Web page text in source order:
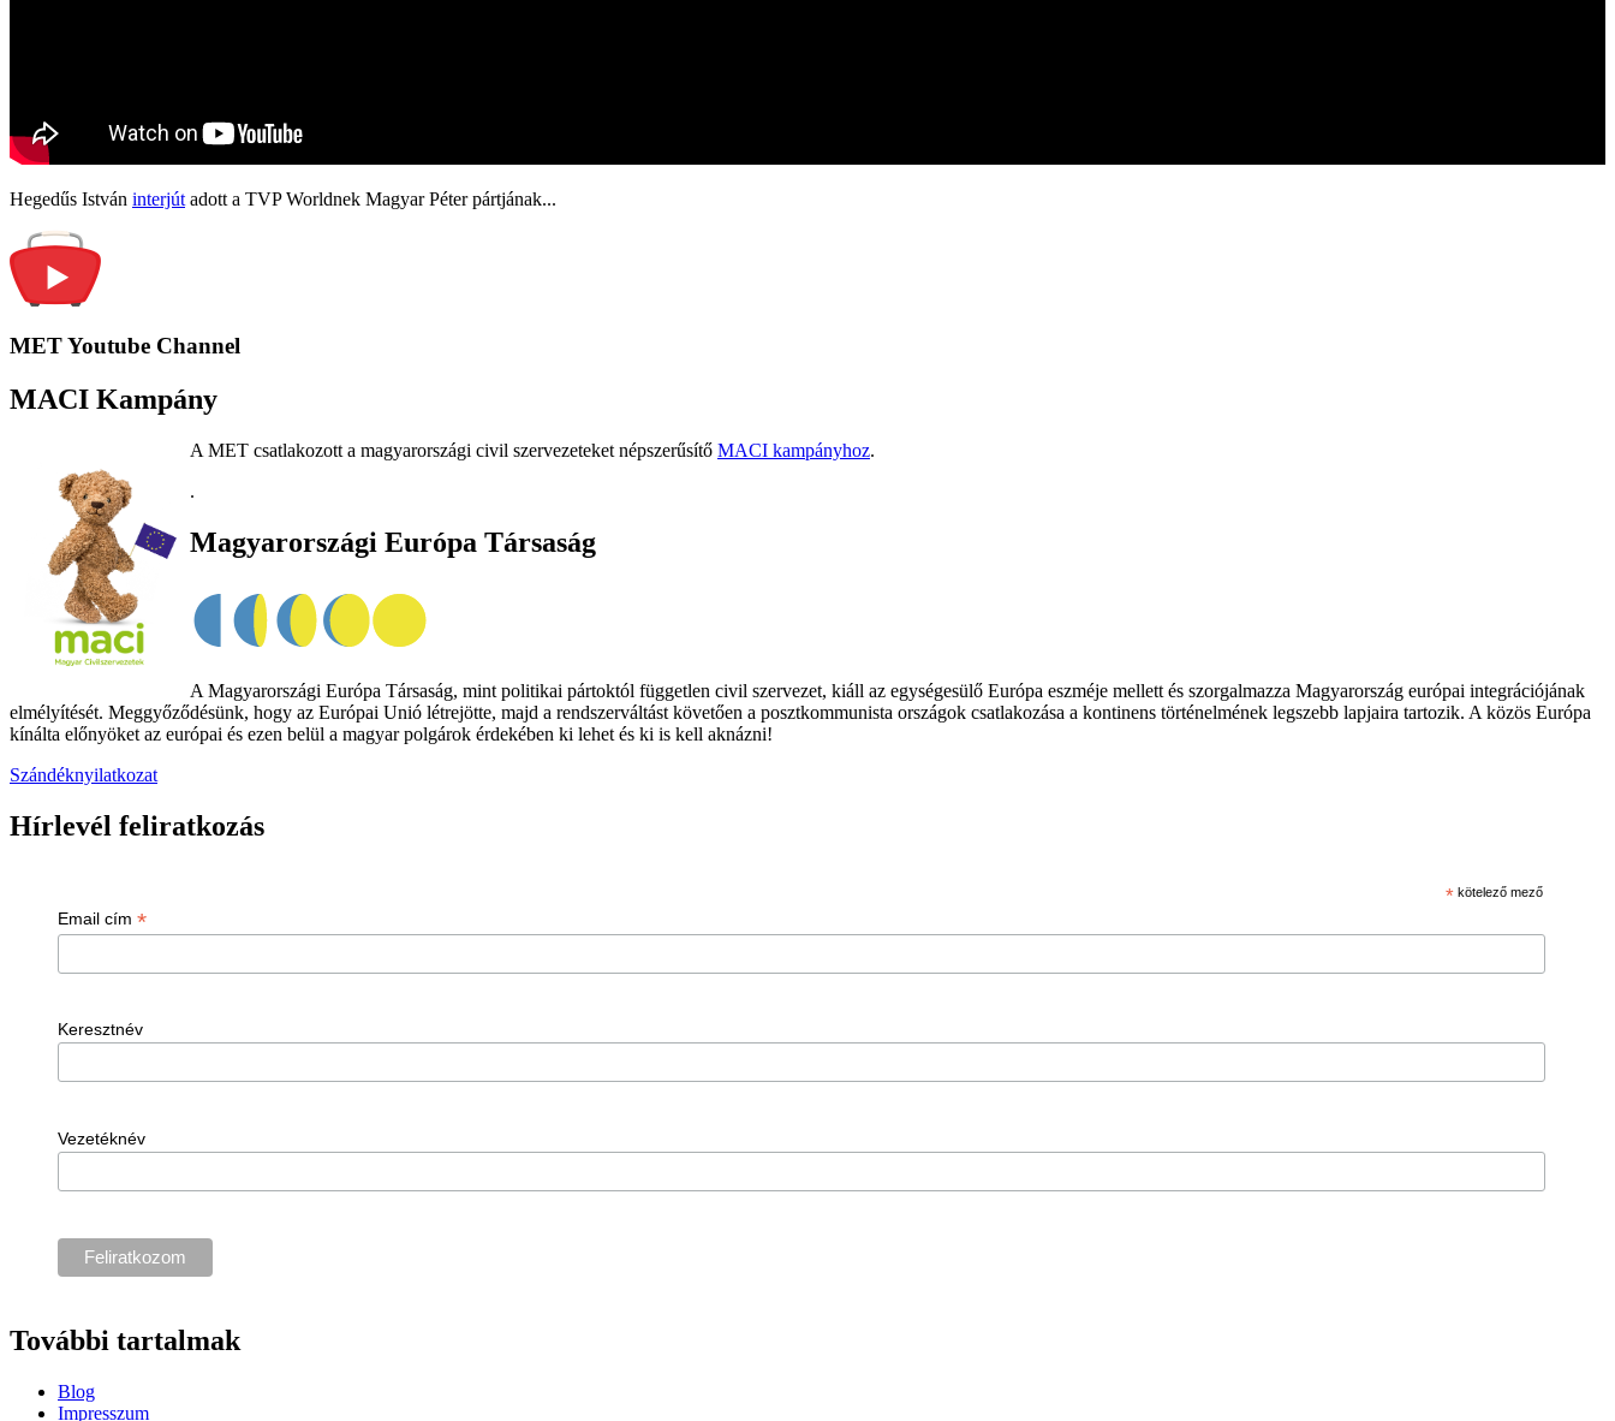
Hegedűs István interjút adott a TVP Worldnek Magyar Péter pártjának...
MET Youtube Channel
MACI Kampány
A MET csatlakozott a magyarországi civil szervezeteket népszerűsítő MACI kampányhoz.
.
Magyarországi Európa Társaság
A Magyarországi Európa Társaság, mint politikai pártoktól független civil szervezet, kiáll az egységesülő Európa eszméje mellett és szorgalmazza Magyarország európai integrációjának
elmélyítését. Meggyőződésünk, hogy az Európai Unió létrejötte, majd a rendszerváltást követően a posztkommunista országok csatlakozása a kontinens történelmének legszebb lapjaira tartozik. A közös Európa
kínálta előnyöket az európai és ezen belül a magyar polgárok érdekében ki lehet és ki is kell aknázni!
Szándéknyilatkozat
Hírlevél feliratkozás
* kötelező mező
Email cím *
Keresztnév
Vezetéknév
További tartalmak
Blog
Impresszum